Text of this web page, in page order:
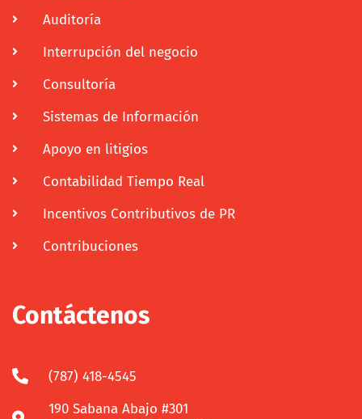
Auditoría
Interrupción del negocio
Consultoría
Sistemas de Información
Apoyo en litigios
Contabilidad Tiempo Real
Incentivos Contributivos de PR
Contribuciones
Contáctenos
(787) 418-4545
190 Sabana Abajo #301